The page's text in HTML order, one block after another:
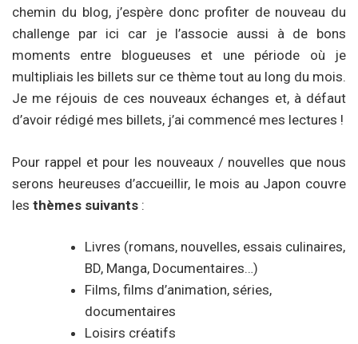
chemin du blog, j’espère donc profiter de nouveau du
challenge par ici car je l’associe aussi à de bons
moments entre blogueuses et une période où je
multipliais les billets sur ce thème tout au long du mois.
Je me réjouis de ces nouveaux échanges et, à défaut
d’avoir rédigé mes billets, j’ai commencé mes lectures !
Pour rappel et pour les nouveaux / nouvelles que nous
serons heureuses d’accueillir, le mois au Japon couvre
les thèmes suivants :
Livres (romans, nouvelles, essais culinaires,
BD, Manga, Documentaires…)
Films, films d’animation, séries,
documentaires
Loisirs créatifs